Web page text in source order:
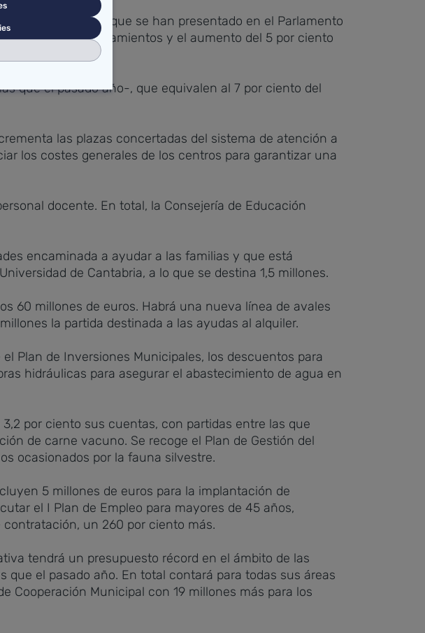
presupuestos que se han presentado en el Parlamento
a los ayuntamientos y el aumento del 5 por ciento
que el pasado año-, que equivalen al 7 por ciento del
las plazas concertadas del sistema de atención a
los costes generales de los centros para garantizar una
docente. En total, la Consejería de Educación
encaminada a ayudar a las familias y que está
de Cantabria, a lo que se destina 1,5 millones.
60 millones de euros. Habrá una nueva línea de avales
la partida destinada a las ayudas al alquiler.
Plan de Inversiones Municipales, los descuentos para
hidráulicas para asegurar el abastecimiento de agua en
por ciento sus cuentas, con partidas entre las que
de carne vacuno. Se recoge el Plan de Gestión del
ocasionados por la fauna silvestre.
5 millones de euros para la implantación de
el I Plan de Empleo para mayores de 45 años,
un 260 por ciento más.
tendrá un presupuesto récord en el ámbito de las
el pasado año. En total contará para todas sus áreas
Cooperación Municipal con 19 millones más para los